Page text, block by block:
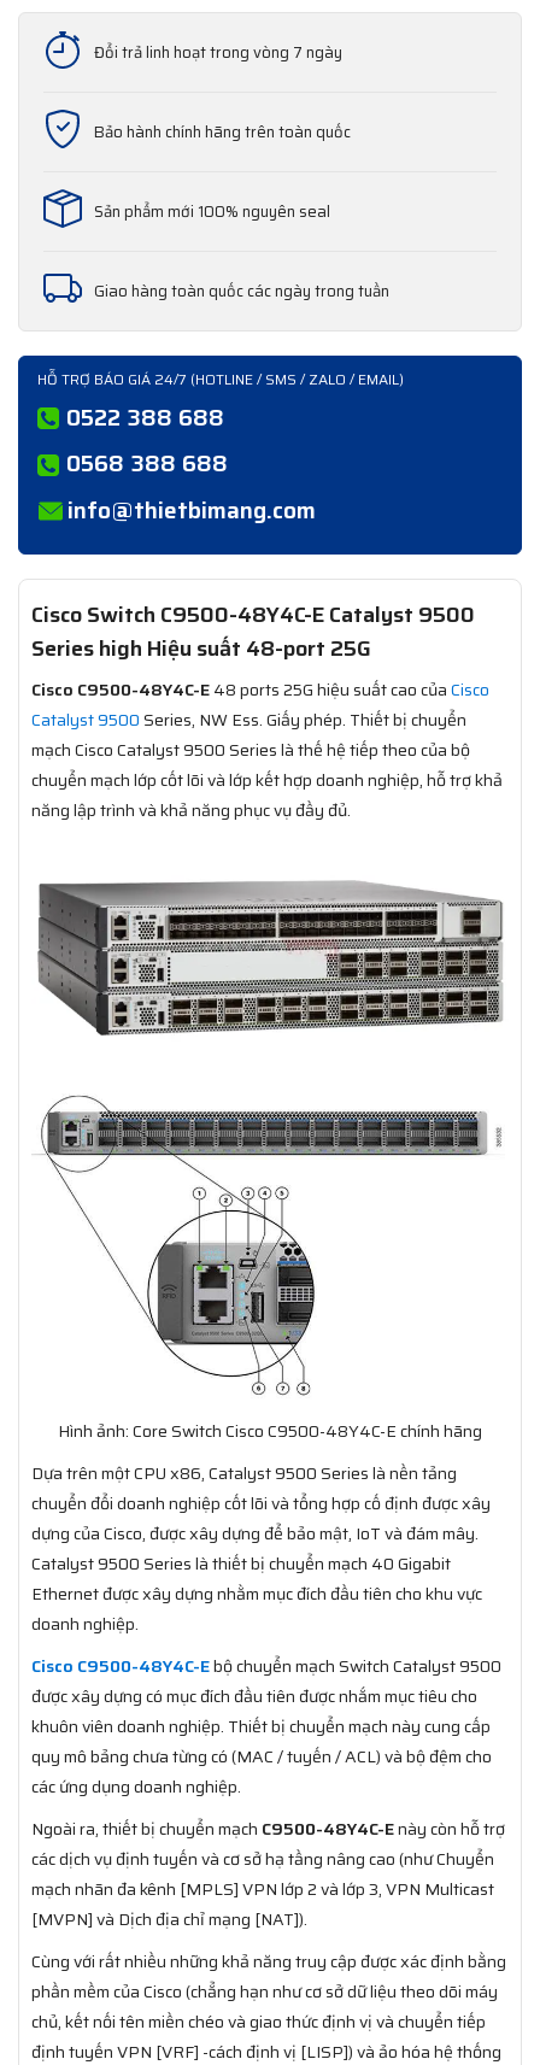
Đổi trả linh hoạt trong vòng 7 ngày
Bảo hành chính hãng trên toàn quốc
Sản phẩm mới 100% nguyên seal
Giao hàng toàn quốc các ngày trong tuần
HỖ TRỢ BÁO GIÁ 24/7 (HOTLINE / SMS / ZALO / EMAIL)
0522 388 688
0568 388 688
info@thietbimang.com
Cisco Switch C9500-48Y4C-E Catalyst 9500
Series high Hiệu suất 48-port 25G
Cisco C9500-48Y4C-E48 ports 25G hiệu suất cao củaCisco
Catalyst 9500Series, NW Ess. Giấy phép. Thiết bị chuyển
mạch Cisco Catalyst 9500 Series là thế hệ tiếp theo của bộ
chuyển mạch lớp cốt lõi và lớp kết hợp doanh nghiệp, hỗ trợ khả
năng lập trình và khả năng phục vụ đầy đủ.
Hình ảnh: Core Switch Cisco C9500-48Y4C-E chính hãng
Dựa trên một CPU x86, Catalyst 9500 Series là nền tảng
chuyển đổi doanh nghiệp cốt lõi và tổng hợp cố định được xây
dựng của Cisco, được xây dựng để bảo mật, IoT và đám mây.
Catalyst 9500 Series là thiết bị chuyển mạch 40 Gigabit
Ethernet được xây dựng nhằm mục đích đầu tiên cho khu vực
doanh nghiệp.
Cisco C9500-48Y4C-Ebộ chuyển mạch Switch Catalyst 9500
được xây dựng có mục đích đầu tiên được nhắm mục tiêu cho
khuôn viên doanh nghiệp. Thiết bị chuyển mạch này cung cấp
quy mô bảng chưa từng có (MAC / tuyến / ACL) và bộ đệm cho
các ứng dụng doanh nghiệp.
Ngoài ra, thiết bị chuyển mạch C9500-48Y4C-Enày còn hỗ trợ
các dịch vụ định tuyến và cơ sở hạ tầng nâng cao (như Chuyển
mạch nhãn đa kênh [MPLS] VPN lớp 2 và lớp 3, VPN Multicast
[MVPN] và Dịch địa chỉ mạng [NAT]).
Cùng với rất nhiều những khả năng truy cập được xác định bằng
phần mềm của Cisco (chẳng hạn như cơ sở dữ liệu theo dõi máy
chủ, kết nối tên miền chéo và giao thức định vị và chuyển tiếp
định tuyến VPN [VRF] -cách định vị [LISP]) và ảo hóa hệ thống